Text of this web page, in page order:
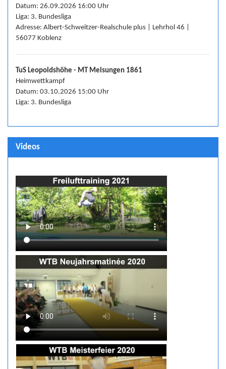
Datum: 26.09.2026 16:00 Uhr
Liga: 3. Bundesliga
Adresse: Albert-Schweitzer-Realschule plus | Lehrhol 46 |
56077 Koblenz
TuS Leopoldshöhe - MT Melsungen 1861
Heimwettkampf
Datum: 03.10.2026 15:00 Uhr
Liga: 3. Bundesliga
Videos